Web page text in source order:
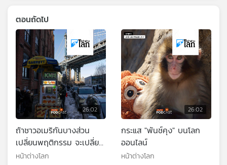
ตอนถัดไป
26:02
ถ้าชาวอเมริกันบางส่วน
เปลี่ยนพฤติกรรม จะเปลี่ยน
สภาวะโลกร้อนอย่างไรบ้าง
หน้าต่างโลก
26:02
กระแส "พันช์คุง" บนโลก
ออนไลน์
หน้าต่างโลก